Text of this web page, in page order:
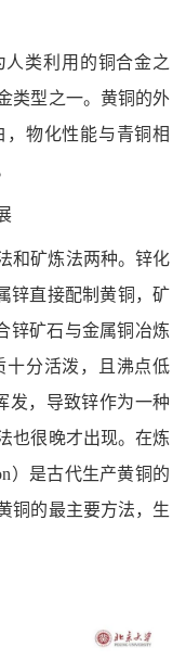
类利用的铜合金之
类型之一。黄铜的外
物化性能与青铜相
和矿炼法两种。锌化
锌直接配制黄铜，矿
锌矿石与金属铜冶炼
十分活泼，且沸点低
发，导致锌作为一种
也很晚才出现。在炼
）是古代生产黄铜的
铜的最主要方法，生